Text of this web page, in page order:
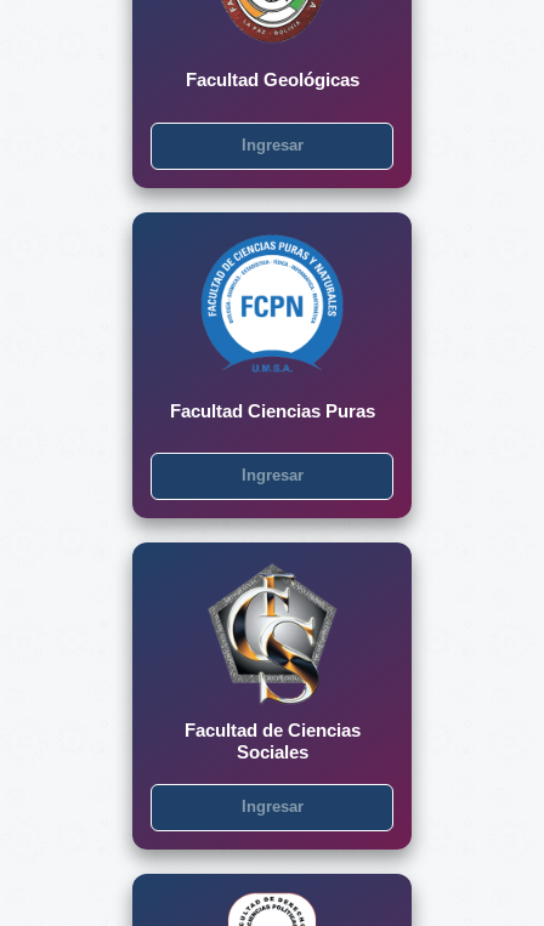
Facultad Geológicas
Ingresar
Facultad Ciencias Puras
Ingresar
Facultad de Ciencias
Sociales
Ingresar